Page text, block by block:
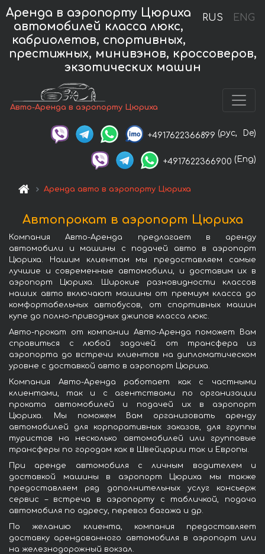
RUS ENG
Аренда в аэропорту Цюриха
автомобилей класса люкс,
кабриолетов, спортивных,
престижных, минивэнов, кроссоверов,
экзотических машин
Авто-Аренда в аэропорту Цюриха
+4917622366899 (рус, De)
+4917622366900 (Eng)
Аренда авто в аэропорту Цюриха
Автопрокат в аэропорт Цюриха
Компания Авто-Аренда предлагает в аренду
автомобили и машины с подачей авто в аэропорт
Цюриха. Нашим клиентам мы предоставляем самые
лучшие и современные автомобили, и доставим их в
аэропорт Цюриха. Широкие разновидности классов
наших авто включают машины от премиум класса до
комфортабельных автобусов, от спортивных машин
купе до полно-приводных джипов класса люкс.
Авто-прокат от компании Авто-Аренда поможет Вам
справиться с любой задачей: от трансфера из
аэропорта до встречи клиентов на дипломатическом
уровне с доставкой авто в аэропорт Цюриха.
Компания Авто-Аренда работает как с частными
клиентами, так и с агентствами по организации
проката автомобилей и подачей их в аэропорт
Цюриха. Мы поможем Вам организовать аренду
автомобилей для корпоративных заказов, для группы
туристов на несколько автомобилей или групповые
трансферы по городам как в Швейцарии так и Европы.
При аренде автомобиля с личным водителем и
доставкой машины в аэропорт Цюриха мы также
предоставляем ряд дополнительных услуг консьерж
сервис – встреча в аэропорту с табличкой, подача
автомобиля по адресу, перевоз багажа и др.
По желанию клиента, компания предоставляет
доставку арендованного автомобиля в аэропорт или
на железнодорожный вокзал.